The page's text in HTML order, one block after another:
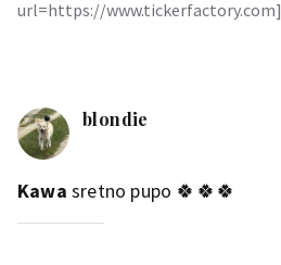
url=https://www.tickerfactory.com]
blondie
Kawa sretno pupo 🍀🍀🍀